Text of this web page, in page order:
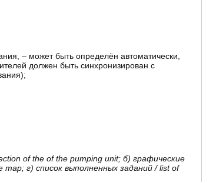
– может быть определён автоматически,
должен быть синхронизирован с
of the of the pumping unit; б) графические
map; г) список выполненных заданий/ list of